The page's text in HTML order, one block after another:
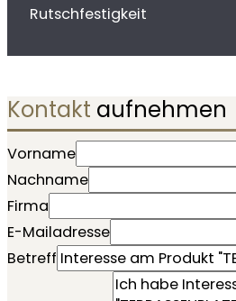
Rutschfestigkeit
Kontakt aufnehmen
Vorname
Nachname
Firma
E-Mailadresse
Betreff